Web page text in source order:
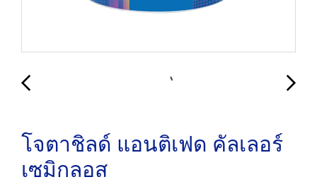
โจตาชิลด์ แอนติเฟด คัลเลอร์
เซมิกลอส